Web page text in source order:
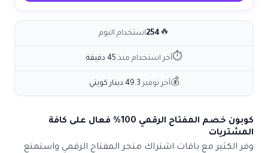
🔥
254استخدام اليوم
⏱آخر استخدام منذ 45 دقيقة
💰آخر توفير 49.3 دينار كويتي
كوبون خصم المفتاح الرقمي 100% فعال على كافة
المشتريات
وفر الكثير مع باقات اشتراك متجر المفتاح الرقمي واستمتع